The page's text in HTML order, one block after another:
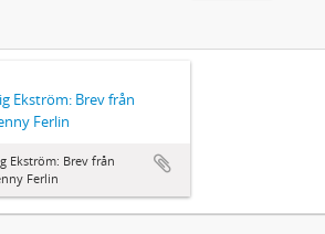
Ekström: Brev från
Ferlin
Ekström: Brev från
Ferlin